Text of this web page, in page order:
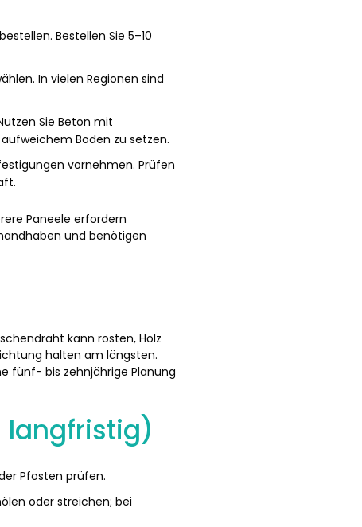
Bestellen Sie 5–10
In vielen Regionen sind
Sie Beton mit
Boden zu setzen.
vornehmen. Prüfen
Paneele erfordern
und benötigen
kann rosten, Holz
halten am längsten.
fünf- bis zehnjährige Planung
langfristig)
Pfosten prüfen.
oder streichen; bei